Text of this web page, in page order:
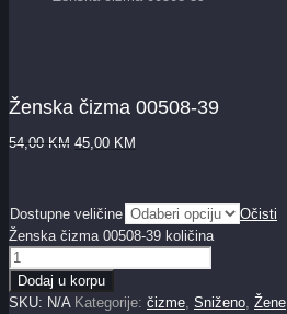
Ženska čizma 00508-39
54,00 KM 45,00 KM
Dostupne veličine
Očisti
Ženska čizma 00508-39 količina
Dodaj u korpu
SKU: N/A Kategorije: čizme, Sniženo, Žene